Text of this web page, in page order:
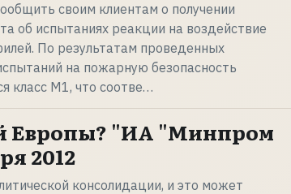
своим клиентам о получении
об испытаниях реакции на воздействие
По результатам проведенных
на пожарную безопасность
класс M1, что соотве…
Европы? "ИА "Минпром
2012
консолидации, и это может